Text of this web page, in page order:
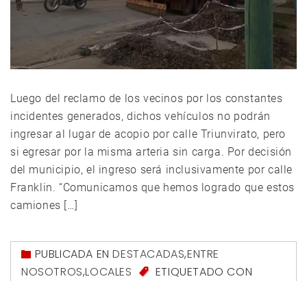
Luego del reclamo de los vecinos por los constantes
incidentes generados, dichos vehículos no podrán
ingresar al lugar de acopio por calle Triunvirato, pero
si egresar por la misma arteria sin carga. Por decisión
del municipio, el ingreso será inclusivamente por calle
Franklin. “Comunicamos que hemos logrado que estos
camiones […]
PUBLICADA ENDESTACADAS,ENTRE
NOSOTROS,LOCALES
ETIQUETADO CON